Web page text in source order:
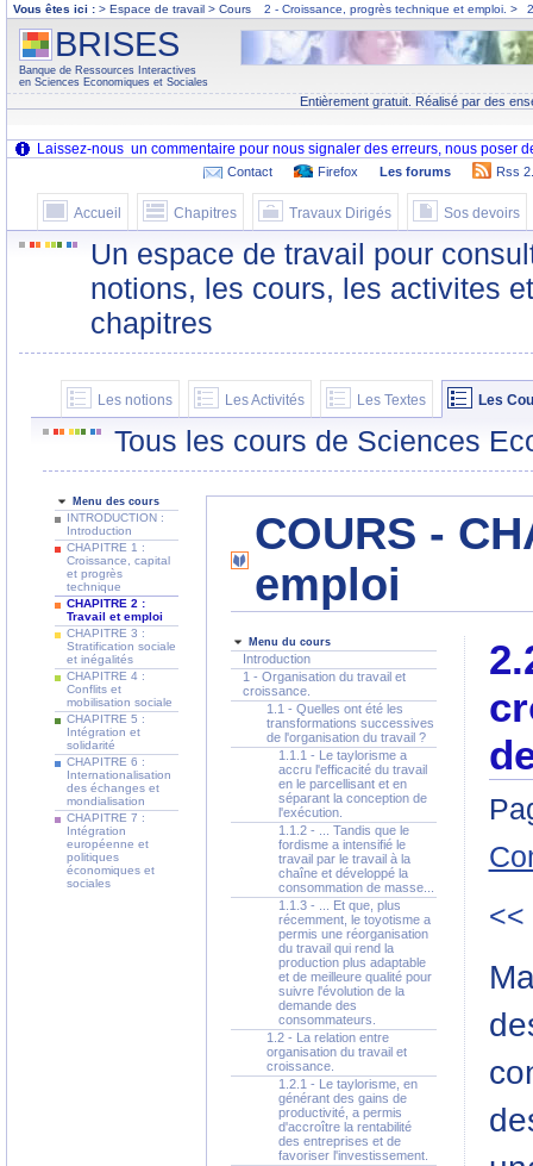
Vous êtes ici : > Espace de travail > Cours 2 - Croissance, progrès technique et emploi. >
BRISES
Banque de Ressources Interactives
en Sciences Economiques et Sociales
Entièrement gratuit. Réalisé par des
Contact Firefox Les forums Rss
Accueil Chapitres Travaux Dirigés Sos devoirs
Un espace de travail pour
notions, les cours, les activites
chapitres
Les notions Les Activités Les Textes Les
Tous les cours de Sciences
Menu des cours
INTRODUCTION :
Introduction
CHAPITRE 1 :
Croissance, capital
et progrès
technique
CHAPITRE 2 :
Travail et emploi
CHAPITRE 3 :
Stratification sociale
et inégalités
CHAPITRE 4 :
Conflits et
mobilisation sociale
CHAPITRE 5 :
Intégration et
solidarité
CHAPITRE 6 :
Internationalisation
des échanges et
mondialisation
CHAPITRE 7 :
Intégration
européenne et
politiques
économiques et
sociales
COURS -
emploi
Menu du cours
Introduction
1 - Organisation du travail et
croissance.
1.1 - Quelles ont été les
transformations successives
de l'organisation du travail ?
1.1.1 - Le taylorisme a
accru l'efficacité du travail
en le parcellisant et en
séparant la conception de
l'exécution.
1.1.2 - ... Tandis que le
fordisme a intensifié le
travail par le travail à la
chaîne et développé la
consommation de masse...
1.1.3 - ... Et que, plus
récemment, le toyotisme a
permis une réorganisation
du travail qui rend la
production plus adaptable
et de meilleure qualité pour
suivre l'évolution de la
demande des
consommateurs.
1.2 - La relation entre
organisation du travail et
croissance.
1.2.1 - Le taylorisme, en
générant des gains de
productivité, a permis
d'accroître la rentabilité
des entreprises et de
favoriser l'investissement.
<<